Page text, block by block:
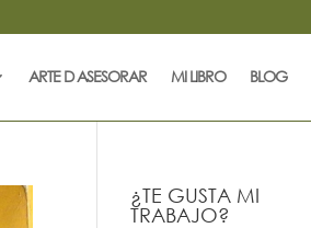
ARTE D ASESORAR MI LIBRO BLOG
¿TE GUSTA MI
TRABAJO?